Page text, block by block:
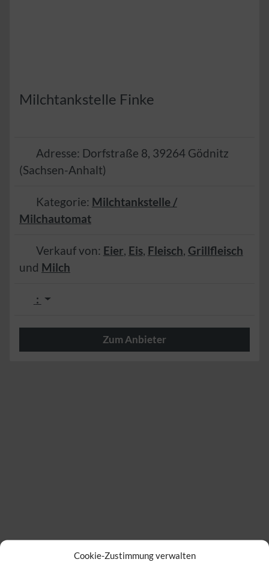
Cookie-Zustimmung verwalten
Milchtankstelle Finke
Adresse: Dorfstraße 8, 39264 Gödnitz
(Sachsen-Anhalt)
Kategorie: Milchtankstelle /
Milchautomat
Verkauf von: Eier, Eis, Fleisch, Grillfleisch
und Milch
:
Zum Anbieter